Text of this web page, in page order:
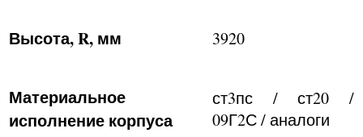
Высота,R, мм 3920
Материальное
исполнение корпуса
ст3пс / ст20 /
09Г2С / аналоги